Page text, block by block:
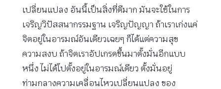
เปลี่ยนแปลง อันนี้เป็นสิ่งที่ดีมาก มันจะใช้ในการ
เจริญวิปัสสนากรรมฐาน เจริญปัญญา ถ้าเราเก่งแค่
จิตอยู่ในอารมณ์อันเดียวเฉยๆ ก็ได้แต่ความสุข
ความสงบ ถ้าจิตเราอัปเกรดขึ้นมาตั้งมั่นอีกแบบ
หนึ่ง ไม่ได้ไปตั้งอยู่ในอารมณ์เดียว ตั้งมั่นอยู่
ท่ามกลางความเคลื่อนไหวเปลี่ยนแปลง ของ